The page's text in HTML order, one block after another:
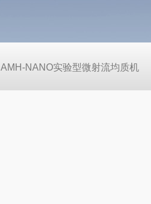
AMH-NANO实验型微射流均质机